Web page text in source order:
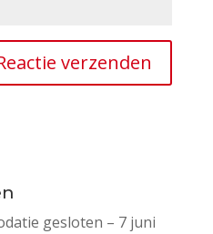
gesloten – 7 juni